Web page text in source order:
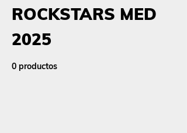
ROCKSTARS MED
2025
0 productos